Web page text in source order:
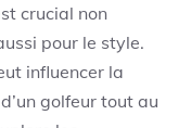
crucial non
pour le style.
influencer la
golfeur tout au